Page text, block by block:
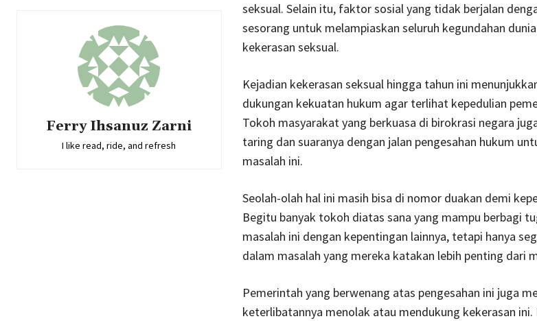
Ferry Ihsanuz Zarni
I like read, ride, and refresh
seksual. Selain itu, faktor sosial yang tidak berjalan
sesorang untuk melampiaskan seluruh kegundahan
kekerasan seksual.
Kejadian kekerasan seksual hingga tahun ini
dukungan kekuatan hukum agar terlihat kepedulian
Tokoh masyarakat yang berkuasa di birokrasi negara
taring dan suaranya dengan jalan pengesahan hukum
masalah ini.
Seolah-olah hal ini masih bisa di nomor duakan demi
Begitu banyak tokoh diatas sana yang mampu berbagi
masalah ini dengan kepentingan lainnya, tetapi hanya
dalam masalah yang mereka katakan lebih penting dari
Pemerintah yang berwenang atas pengesahan ini juga
keterlibatannya menolak atau mendukung kekerasan